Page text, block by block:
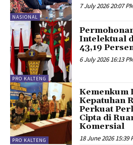
NASIONAL
7 July 2026 20:07
PRO KALTENG
Intelektual
43,19
6 July 2026 16:13
PRO KALTENG
Kemenkum
Kepatuhan
Perkuat
Cipta di
Komersial
18 June 2026 15:39